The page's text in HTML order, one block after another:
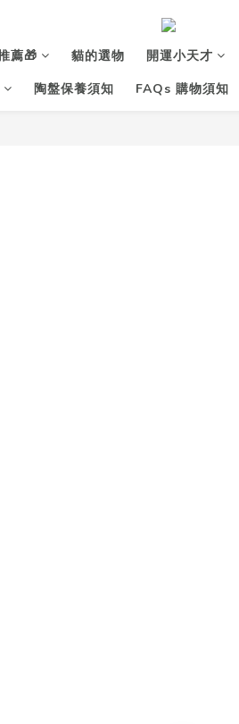
薦🎁 貓的選物 開運小天才
陶盤保養須知 FAQs 購物須知